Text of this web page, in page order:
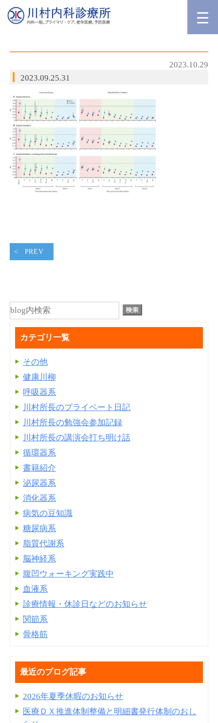
2023.10.29
2023.09.25.31
PREV
カテゴリ一覧
その他
健康川柳
呼吸器系
川村所長のプライベート日記
川村所長の勉強会参加記録
川村所長の講演会打ち明け話
循環器系
書籍紹介
泌尿器系
消化器系
病気の豆知識
糖尿病系
脂質代謝系
脳神経系
腹凹ウォーキング実践中
血液系
診療情報・休診日などのお知らせ
関節系
骨格筋
最近のブログ記事
2026年夏季休暇のお知らせ
医療ＤＸ推進体制整備と明細書発⾏体制のおし